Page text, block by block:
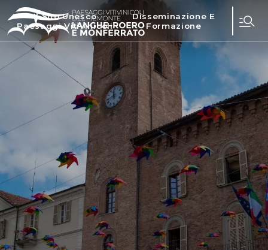
Il Sito Unesco
Paesaggi Vitivinicoli
Disseminazione E
Formazione